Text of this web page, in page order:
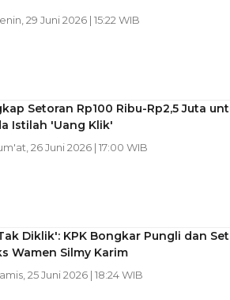
29 Juni 2026 | 15:22 WIB
Setoran Rp100 Ribu-Rp2,5 Juta
Istilah 'Uang Klik'
26 Juni 2026 | 17:00 WIB
Diklik': KPK Bongkar Pungli dan
Wamen Silmy Karim
25 Juni 2026 | 18:24 WIB